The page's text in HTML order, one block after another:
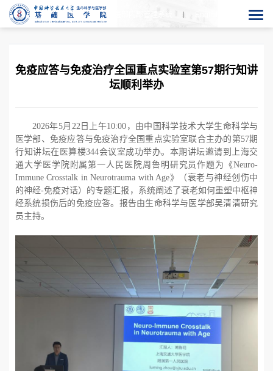
免疫应答与免疫治疗全国重点实验室第57期行知讲
坛顺利举办
2026年5月22日上午10:00，由中国科学技术大学生命科学与
医学部、免疫应答与免疫治疗全国重点实验室联合主办的第57期
行知讲坛在医算楼344会议室成功举办。本期讲坛邀请到上海交
通大学医学院附属第一人民医院周鲁明研究员作题为《Neuro-
Immune Crosstalk in Neurotrauma with Age》（衰老与神经创伤中
的神经-免疫对话）的专题汇报，系统阐述了衰老如何重塑中枢神
经系统损伤后的免疫应答。报告由生命科学与医学部吴清清研究
员主持。